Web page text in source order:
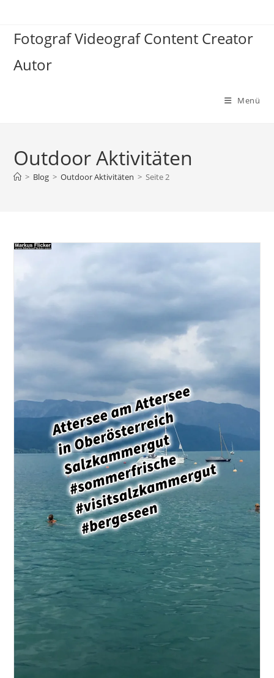
springen
Fotograf Videograf Content Creator
Autor
Menü
Outdoor Aktivitäten
> Blog > Outdoor Aktivitäten > Seite 2